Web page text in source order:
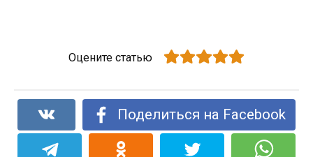
Оцените статью
Поделиться на Facebook